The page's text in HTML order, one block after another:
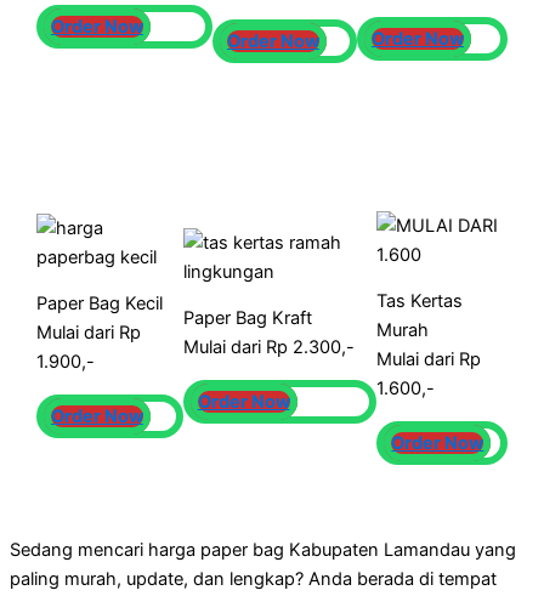
Order Now
Order Now Order Now
Paper Bag Kecil
Mulai dari Rp
1.900,-
Order Now
Paper Bag Kraft
Mulai dari Rp 2.300,-
Order Now
Tas Kertas
Murah
Mulai dari Rp
1.600,-
Order Now
Sedang mencari harga paper bag Kabupaten Lamandau yang
paling murah, update, dan lengkap? Anda berada di tempat